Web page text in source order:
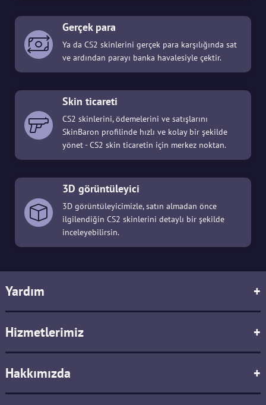
Gerçek para
Ya da CS2 skinlerini gerçek para karşılığında sat
ve ardından parayı banka havalesiyle çektir.
Skin ticareti
CS2 skinlerini, ödemelerini ve satışlarını
SkinBaron profilinde hızlı ve kolay bir şekilde
yönet - CS2 skin ticaretin için merkez noktan.
3D görüntüleyici
3D görüntüleyicimizle, satın almadan önce
ilgilendiğin CS2 skinlerini detaylı bir şekilde
inceleyebilirsin.
Yardım +
Hizmetlerimiz +
Hakkımızda +